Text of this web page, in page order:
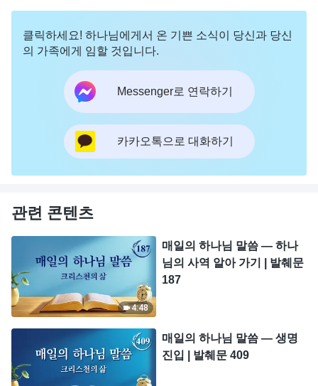
클릭하세요! 하나님에게서 온 기쁜 소식이 당신과 당신
의 가족에게 임할 것입니다.
Messenger로 연락하기
카카오톡으로 대화하기
관련 콘텐츠
4:48
매일의 하나님 말씀 ― 하나
님의 사역 알아 가기 | 발췌문
187
매일의 하나님 말씀 ― 생명
진입 | 발췌문 409